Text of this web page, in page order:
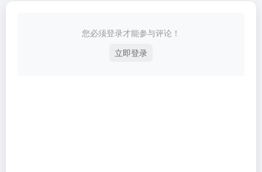
您必须登录才能参与评论！
立即登录